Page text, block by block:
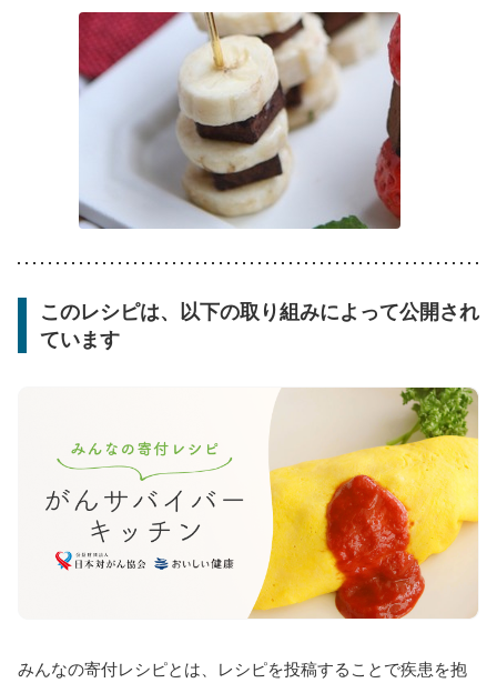
このレシピは、以下の取り組みによって公開され
ています
みんなの寄付レシピとは、レシピを投稿することで疾患を抱